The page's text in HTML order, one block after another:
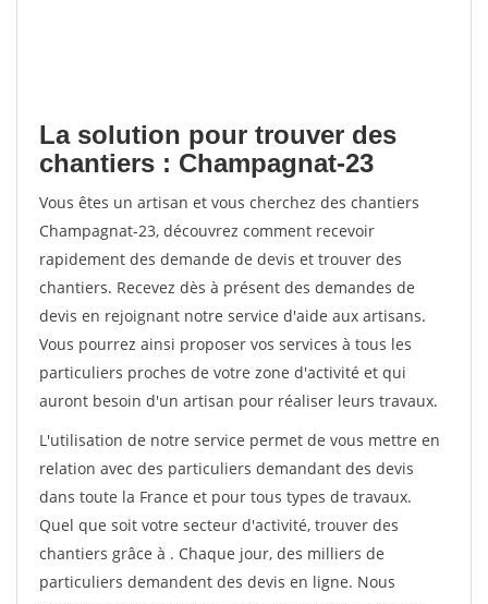
La solution pour trouver des
chantiers : Champagnat-23
Vous êtes un artisan et vous cherchez des chantiers
Champagnat-23, découvrez comment recevoir
rapidement des demande de devis et trouver des
chantiers. Recevez dès à présent des demandes de
devis en rejoignant notre service d'aide aux artisans.
Vous pourrez ainsi proposer vos services à tous les
particuliers proches de votre zone d'activité et qui
auront besoin d'un artisan pour réaliser leurs travaux.
L'utilisation de notre service permet de vous mettre en
relation avec des particuliers demandant des devis
dans toute la France et pour tous types de travaux.
Quel que soit votre secteur d'activité, trouver des
chantiers grâce à . Chaque jour, des milliers de
particuliers demandent des devis en ligne. Nous